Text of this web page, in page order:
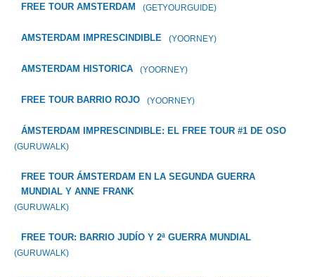
FREE TOUR AMSTERDAM (GETYOURGUIDE)
AMSTERDAM IMPRESCINDIBLE (YOORNEY)
AMSTERDAM HISTORICA (YOORNEY)
FREE TOUR BARRIO ROJO (YOORNEY)
ÁMSTERDAM IMPRESCINDIBLE: EL FREE TOUR #1 DE OSO
(GURUWALK)
FREE TOUR ÁMSTERDAM EN LA SEGUNDA GUERRA
MUNDIAL Y ANNE FRANK
(GURUWALK)
FREE TOUR: BARRIO JUDÍO Y 2ª GUERRA MUNDIAL
(GURUWALK)